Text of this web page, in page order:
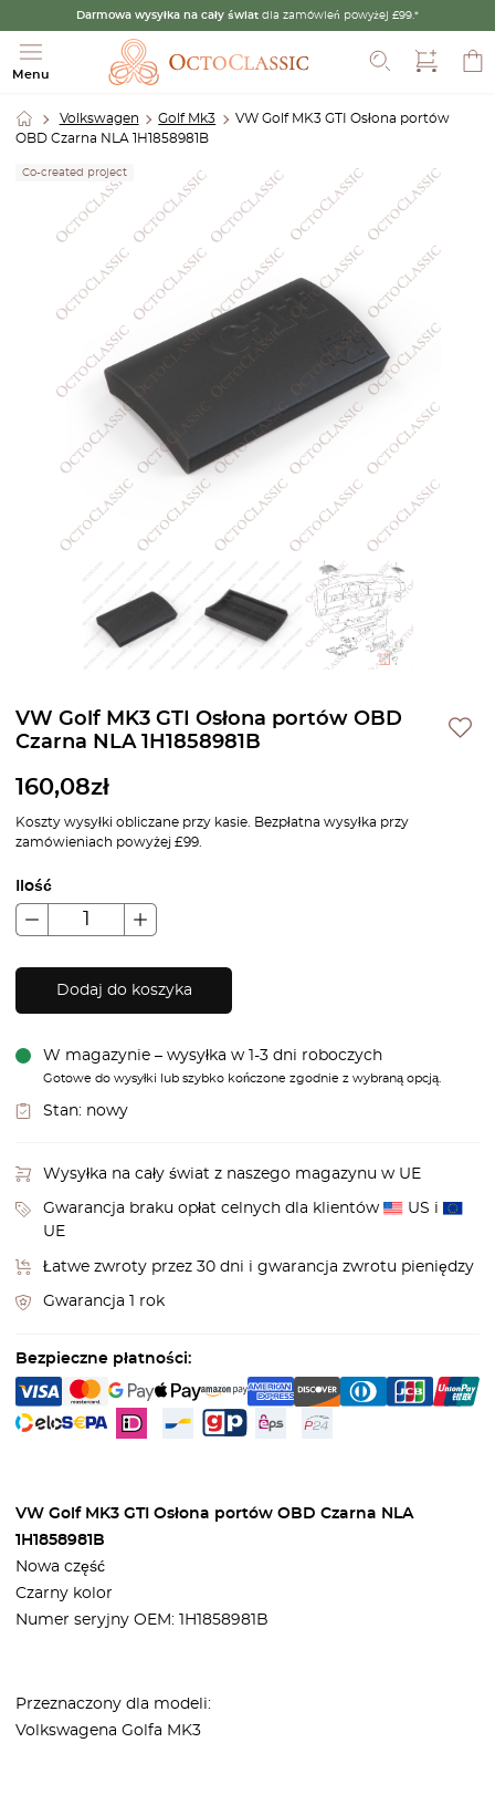
Darmowa wysyłka na cały świat dla zamówień powyżej £99.*
Menu
Szukaj
Volkswagen Golf Mk3
VW Golf MK3 GTI Osłona portów
OBD Czarna NLA 1H1858981B
Co-created project
VW Golf MK3 GTI Osłona portów OBD
Czarna NLA 1H1858981B
160,08zł
Koszty wysyłki obliczane przy kasie. Bezpłatna wysyłka przy
zamówieniach powyżej £99.
Ilość
Dodaj do koszyka
W magazynie – wysyłka w 1-3 dni roboczych
Gotowe do wysyłki lub szybko kończone zgodnie z wybraną opcją.
Stan: nowy
Wysyłka na cały świat z naszego magazynu w UE
Gwarancja braku opłat celnych dla klientów
US i
UE
Łatwe zwroty przez 30 dni i gwarancja zwrotu pieniędzy
Gwarancja 1 rok
Bezpieczne płatności:
VW Golf MK3 GTI Osłona portów OBD Czarna NLA
1H1858981B
Nowa część
Czarny kolor
Numer seryjny OEM: 1H1858981B
Przeznaczony dla modeli:
Volkswagena Golfa MK3